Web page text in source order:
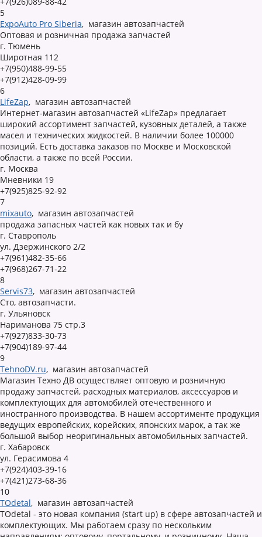
5
ExpoAuto Pro Siberia, магазин автозапчастей
Оптовая и розничная продажа запчастей
г. Тюмень
Широтная 112
+7(950)488-99-55
+7(912)428-09-99
6
LifeZap, магазин автозапчастей
Интернет-магазин автозапчастей «LifeZap» предлагает
широкий ассортимент запчастей, кузовных деталей, а также
масел и технических жидкостей. В наличии более 100000
позиций. Есть доставка заказов по Москве и Московской
области, а также по всей России.
г. Москва
Мневники 19
+7(925)825-92-92
7
mixauto, магазин автозапчастей
продажа запасных частей как новых так и бу
г. Ставрополь
ул. Дзержинского 2/2
+7(961)482-35-66
+7(968)267-71-22
8
Servis73, магазин автозапчастей
Сто, автозапчасти.
г. Ульяновск
Нариманова 75 стр.3
+7(927)833-30-73
+7(904)189-97-44
9
TehnoDV.ru, магазин автозапчастей
Магазин Техно ДВ осуществляет оптовую и розничную
продажу запчастей, расходных материалов, аксессуаров и
комплектующих для автомобилей отечественного и
иностранного производства. В нашем ассортименте продукция
ведущих европейских, корейских, японских марок, а так же
большой выбор неоригинальных автомобильных запчастей.
г. Хабаровск
ул. Герасимова 4
+7(924)403-39-16
+7(421)273-68-36
10
TOdetal, магазин автозапчастей
TOdetal - это новая компания (start up) в сфере автозапчастей и
комплектующих. Мы работаем сразу по нескольким